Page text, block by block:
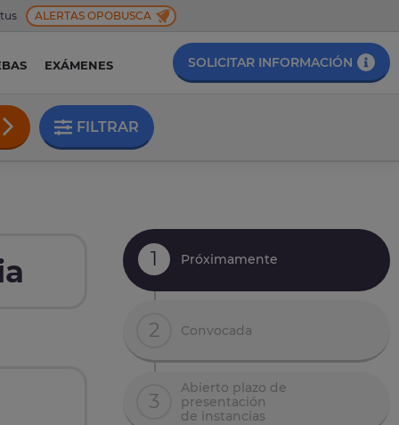
ALERTAS OPOBUSCA
EXÁMENES SOLICITAR INFORMACIÓN
FILTRAR
1 Próximamente
2 Convocada
3
Abierto plazo de
presentación
de instancias